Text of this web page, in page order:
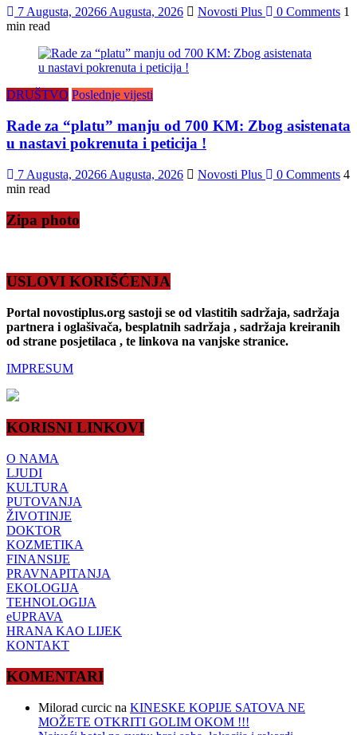
7 Augusta, 20266 Augusta, 2026 Novosti Plus 0 Comments 1
min read
DRUŠTVO Poslednje vijesti
Rade za “platu” manju od 700 KM: Zbog asistenata
u nastavi pokrenuta i peticija !
7 Augusta, 20266 Augusta, 2026 Novosti Plus 0 Comments 4
min read
Zipa photo
USLOVI KORIŠĆENJA
Portal novostiplus.org sastoji se od vlastitih sadržaja, sadržaja
partnera i oglašivača, besplatnih sadržaja , sadržaja kreiranih
od strane posjetilaca , te linkova na vanjske stranice.
IMPRESUM
KORISNI LINKOVI
O NAMA
LJUDI
KULTURA
PUTOVANJA
ŽIVOTINJE
DOKTOR
KOZMETIKA
FINANSIJE
PRAVNAPITANJA
EKOLOGIJA
TEHNOLOGIJA
eUPRAVA
HRANA KAO LIJEK
KONTAKT
KOMENTARI
Milorad curcic na KINESKE KOPIJE SATOVA NE
MOŽETE OTKRITI GOLIM OKOM !!!